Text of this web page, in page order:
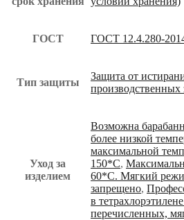
ГОСТ ГОСТ 12.4.280-
Тип защиты
Защита от
производственных
Уход за
изделием
Возможна
более низкой
максимальной
150*С,
60*С. Мягкий
запрещено,
в
перечисленных,